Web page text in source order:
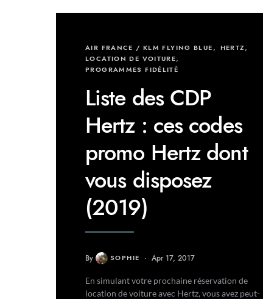
AIR FRANCE / KLM FLYING BLUE
HERTZ
LOCATION DE VOITURE
PROGRAMMES FIDÉLITÉ
Liste des CDP
Hertz : ces codes
promo Hertz dont
vous disposez
(2019)
By SOPHIE Apr 17, 2017
En simulant votre prochaine réservation de
location de voiture avec Hertz, vous avez peut-